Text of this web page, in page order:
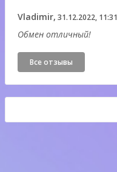
Vladimir, 31.12.2022, 11:31
Обмен отличный!
Все отзывы